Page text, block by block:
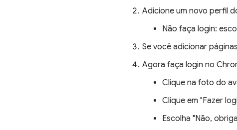
Adicione um novo perfil
Não faça login:
Se você adicionar
Agora faça login no
Clique na foto do
Clique em "Fazer
Escolha "Não,